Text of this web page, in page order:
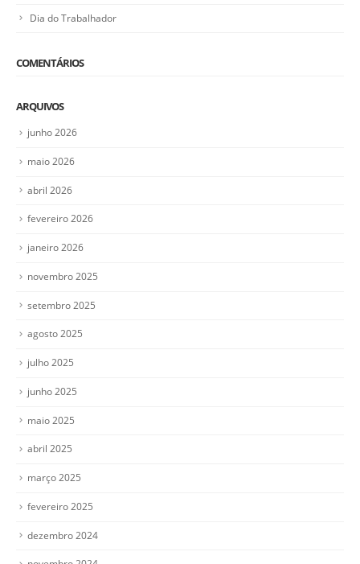
Dia do Trabalhador
COMENTÁRIOS
ARQUIVOS
junho 2026
maio 2026
abril 2026
fevereiro 2026
janeiro 2026
novembro 2025
setembro 2025
agosto 2025
julho 2025
junho 2025
maio 2025
abril 2025
março 2025
fevereiro 2025
dezembro 2024